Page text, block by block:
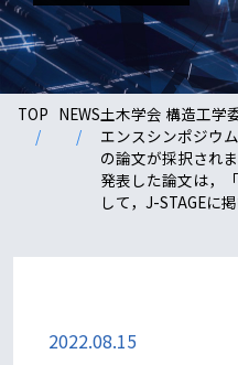
TOP NEWS土木学会 構造工
エンスシンポジウ
の論文が採択され
発表した論文は，
して，J-STAGEに
2022.08.15